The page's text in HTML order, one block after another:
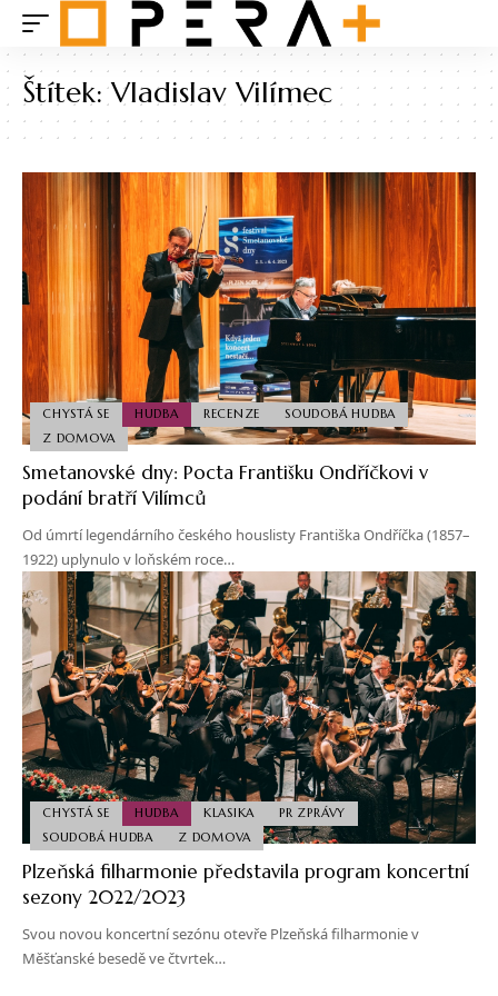
Štítek:Vladislav Vilímec
CHYSTÁ SE HUDBA RECENZE
SOUDOBÁ HUDBA
Z DOMOVA
Smetanovské dny: Pocta Františku Ondříčkovi v
podání bratří Vilímců
Od úmrtí legendárního českého houslisty Františka Ondříčka (1857–
1922) uplynulo v loňském roce…
CHYSTÁ SE HUDBA KLASIKA
PR ZPRÁVY
SOUDOBÁ HUDBA
Z DOMOVA
Plzeňská filharmonie představila program koncertní
sezony 2022/2023
Svou novou koncertní sezónu otevře Plzeňská filharmonie v
Měšťanské besedě ve čtvrtek…